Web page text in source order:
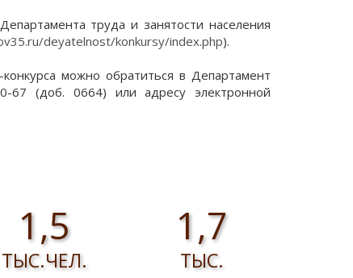
труда и занятости населения
deyatelnost/konkursy/index.php).
можно обратиться в Департамент
67 (доб. 0664) или адресу электронной
1,5
ТЫС.ЧЕЛ.
1,7
ТЫС.